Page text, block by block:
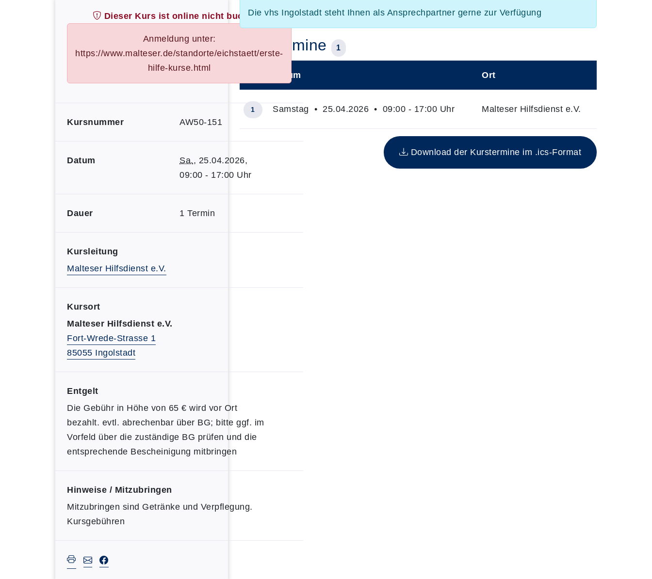
Dieser Kurs ist online nicht buchbar!
Anmeldung unter:
https://www.malteser.de/standorte/eichstaett/erste-
hilfe-kurse.html
Kursnummer AW50-151
Datum Sa., 25.04.2026,
09:00 - 17:00 Uhr
Dauer 1 Termin
Kursleitung
Malteser Hilfsdienst e.V.
Kursort
Malteser Hilfsdienst e.V.
Fort-Wrede-Strasse 1
85055 Ingolstadt
Entgelt
Die Gebühr in Höhe von 65 € wird vor Ort
bezahlt. evtl. abrechenbar über BG; bitte ggf. im
Vorfeld über die zuständige BG prüfen und die
entsprechende Bescheinigung mitbringen
Hinweise / Mitzubringen
Mitzubringen sind Getränke und Verpflegung.
Kursgebühren
Die vhs Ingolstadt steht Ihnen als Ansprechpartner gerne zur Verfügung
Kurstermine 1
Insgesamt gibt es 1 Termine zum diesen Kurs
–
Datum Ort
1 Samstag • 25.04.2026 • 09:00 - 17:00 Uhr Malteser Hilfsdienst e.V.
Download der Kurstermine im .ics-Format